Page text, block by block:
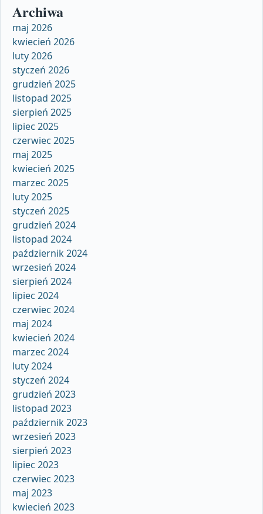
Archiwa
maj 2026
kwiecień 2026
luty 2026
styczeń 2026
grudzień 2025
listopad 2025
sierpień 2025
lipiec 2025
czerwiec 2025
maj 2025
kwiecień 2025
marzec 2025
luty 2025
styczeń 2025
grudzień 2024
listopad 2024
październik 2024
wrzesień 2024
sierpień 2024
lipiec 2024
czerwiec 2024
maj 2024
kwiecień 2024
marzec 2024
luty 2024
styczeń 2024
grudzień 2023
listopad 2023
październik 2023
wrzesień 2023
sierpień 2023
lipiec 2023
czerwiec 2023
maj 2023
kwiecień 2023